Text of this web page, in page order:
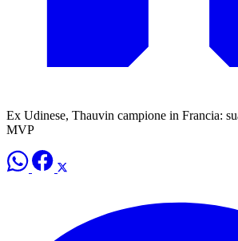
Ex Udinese, Thauvin campione in Francia:
MVP